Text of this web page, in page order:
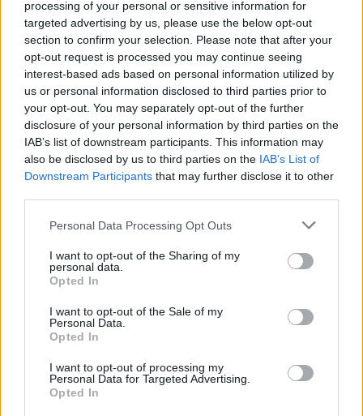
processing of your personal or sensitive information for
targeted advertising by us, please use the below opt-out
section to confirm your selection. Please note that after your
opt-out request is processed you may continue seeing
interest-based ads based on personal information utilized by
us or personal information disclosed to third parties prior to
your opt-out. You may separately opt-out of the further
disclosure of your personal information by third parties on the
IAB’s list of downstream participants. This information may
also be disclosed by us to third parties on the IAB’s List of
Downstream Participants that may further disclose it to other
Please note that this website/app uses one or more Google
not limited to your visit or usage behaviour. You may click to
grant or deny consent to Google and its third-party tags to
use your data for below specified purposes in below Google
consent section.
Personal Data Processing Opt Outs
I want to opt-out of the Sharing of my
personal data.
Opted In
I want to opt-out of the Sale of my
Personal Data.
Opted In
I want to opt-out of processing my
Personal Data for Targeted Advertising.
Opted In
Productos locales y más vuelos: Binter
refuerza su apuesta por Canarias
Binter no solo conecta las islas, sino que…
INTERNACIONAL
LightSound: la tecnología que permite
escuchar el eclipse solar